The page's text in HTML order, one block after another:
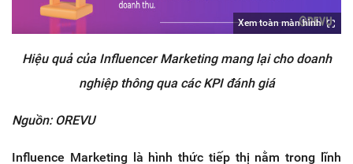
Xem toàn màn hình
Hiệu quả của Influencer Marketing mang lại cho doanh
nghiệp thông qua các KPI đánh giá
Nguồn: OREVU
Influence Marketing là hình thức tiếp thị nằm trong lĩnh